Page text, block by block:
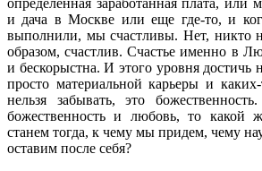
и дача в Москве или еще где-то, и
выполнили, мы счастливы. Нет, никто
образом, счастлив. Счастье именно в
и бескорыстна. И этого уровня
просто материальной карьеры и
нельзя забывать, это
божественность и любовь, то какой
станем тогда, к чему мы придем, чему
оставим после себя?